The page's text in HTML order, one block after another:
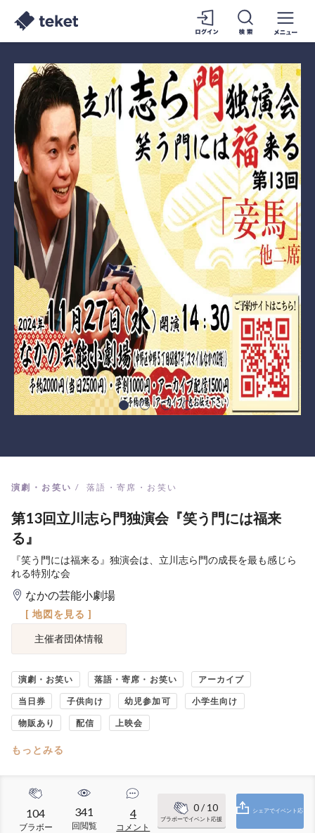
演劇・お笑い 落語・寄席・お笑い
第13回立川志ら門独演会『笑う門には福来
る』
『笑う門には福来る』独演会は、立川志ら門の成長を最も感じら
れる特別な会
なかの芸能小劇場
[ 地図を見る ]
主催者団体情報
演劇・お笑い 落語・寄席・お笑い アーカイブ
当日券 子供向け 幼児参加可 小学生向け
物販あり 配信 上映会
もっとみる
104
ブラボー
341
回閲覧
4
コメント
0/ 10
ブラボーでイベント応援
シェアでイベント応